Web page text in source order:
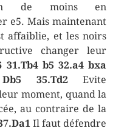
de moins en
e5. Mais maintenant
affaiblie, et les noirs
changer leur
31.Tb4 b5 32.a4 bxa
35.Td2Evite
moment, quand la
au contraire de la
Il faut défendre